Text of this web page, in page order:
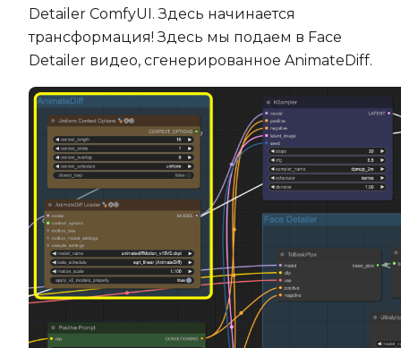
Detailer ComfyUI. Здесь начинается
трансформация! Здесь мы подаем в Face
Detailer видео, сгенерированное AnimateDiff.